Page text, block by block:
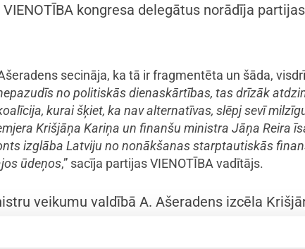
kongresa delegātus norādīja
secināja, ka tā ir fragmentēta un šāda,
no politiskās dienaskārtības, tas drīzāk
kurai šķiet, ka nav alternatīvas, slēpj sevī
Krišjāņa Kariņa un finanšu ministra Jāņa Reira
izglāba Latviju no nonākšanas starptautiskās
ūdeņos,” sacīja partijas VIENOTĪBA vadītājs.
veikumu valdībā A. Ašeradens izcēla